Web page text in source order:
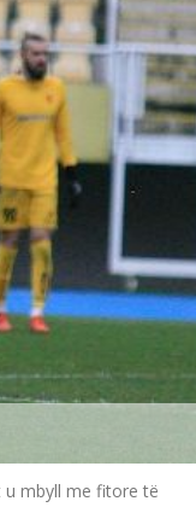
u mbyll me fitore të